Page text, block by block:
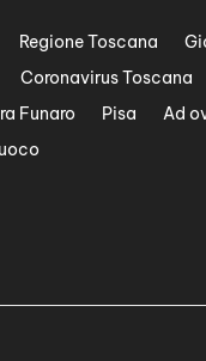
Regione Toscana
Coronavirus Toscana
Funaro Pisa Ad